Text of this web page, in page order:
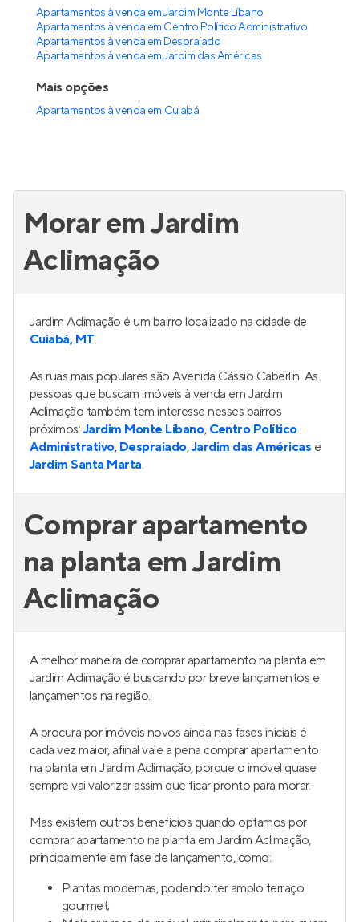
Apartamentos à venda em Jardim Monte Líbano
Apartamentos à venda em Centro Político Administrativo
Apartamentos à venda em Despraiado
Apartamentos à venda em Jardim das Américas
Mais opções
Apartamentos à venda em Cuiabá
Morar em Jardim
Aclimação
Jardim Aclimação é um bairro localizado na cidade de
Cuiabá, MT.
As ruas mais populares são Avenida Cássio Caberlin. As
pessoas que buscam imóveis à venda em Jardim
Aclimação também tem interesse nesses bairros
próximos:Jardim Monte Líbano, Centro Político
Administrativo, Despraiado,Jardim das Américas e
Jardim Santa Marta.
Comprar apartamento
na planta em Jardim
Aclimação
A melhor maneira de comprar apartamento na planta em
Jardim Aclimação é buscando por breve lançamentos e
lançamentos na região.
A procura por imóveis novos ainda nas fases iniciais é
cada vez maior, afinal vale a pena comprar apartamento
na planta em Jardim Aclimação, porque o imóvel quase
sempre vai valorizar assim que ficar pronto para morar.
Mas existem outros benefícios quando optamos por
comprar apartamento na planta em Jardim Aclimação,
principalmente em fase de lançamento, como:
Plantas modernas, podendo ter amplo terraço
gourmet;